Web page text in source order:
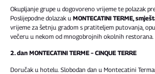
Okupljanje grupe u dogovoreno vrijeme te polazak
Poslijepodne dolazak u MONTECATINI TERME,
vrijeme za šetnju gradom s pratiteljem putovanja,
večeru u nekom od mnogobrojnih okolnih restorana.
2. dan MONTECATINI TERME – CINQUE TERRE
Doručak u hotelu. Slobodan dan u Montecatini